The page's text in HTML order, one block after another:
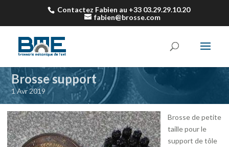
Contactez Fabien au +33 03.29.29.10.20
fabien@brosse.com
Brosse support
1 Avr 2019
Brosse de petite
taille pour le
support de tôle